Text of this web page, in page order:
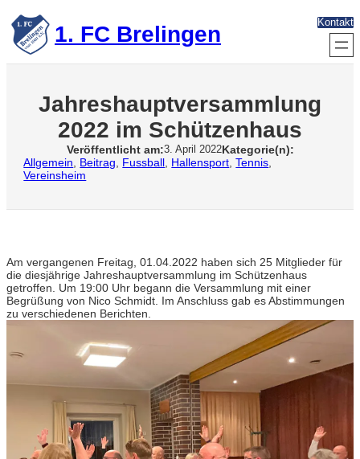
Zum
Inhalt
springen 1. FC Brelingen Kontakt
Jahreshauptversammlung
2022 im Schützenhaus
Veröffentlicht am:3. April 2022Kategorie(n):
Allgemein
Beitrag Fussball Hallensport , Tennis
Vereinsheim
Am vergangenen Freitag, 01.04.2022 haben sich 25 Mitglieder für
die diesjährige Jahreshauptversammlung im Schützenhaus
getroffen. Um 19:00 Uhr begann die Versammlung mit einer
Begrüßung von Nico Schmidt. Im Anschluss gab es Abstimmungen
zu verschiedenen Berichten.